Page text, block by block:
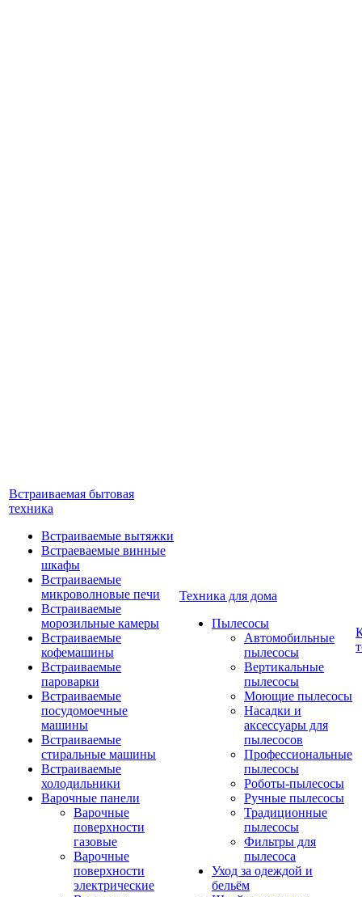
Встраиваемая бытовая
техника
Встраиваемые вытяжки
Встраеваемые винные
шкафы
Встраиваемые
микроволновые печи
Встраиваемые
морозильные камеры
Встраиваемые
кофемашины
Встраиваемые
пароварки
Встраиваемые
посудомоечные
машины
Встраиваемые
стиральные машины
Встраиваемые
холодильники
Варочные панели
Варочные
поверхности
газовые
Варочные
поверхности
электрические
Техника для дома
Пылесосы
Автомобильные
пылесосы
Вертикальные
пылесосы
Моющие пылесосы
Насадки и
аксессуары для
пылесосов
Профессиональные
пылесосы
Роботы-пылесосы
Ручные пылесосы
Традиционные
пылесосы
Фильтры для
пылесоса
Уход за одеждой и
бельём